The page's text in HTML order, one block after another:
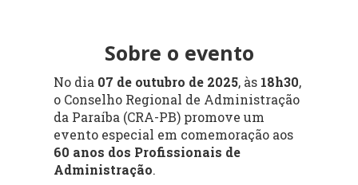
Sobre o evento
No dia 07 de outubro de 2025, às 18h30,
o Conselho Regional de Administração
da Paraíba (CRA-PB) promove um
evento especial em comemoração aos
60 anos dos Profissionais de
Administração.